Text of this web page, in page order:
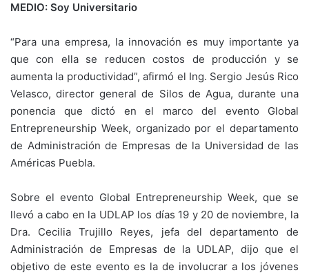
MEDIO: Soy Universitario
“Para una empresa, la innovación es muy importante ya
que con ella se reducen costos de producción y se
aumenta la productividad”, afirmó el Ing. Sergio Jesús Rico
Velasco, director general de Silos de Agua, durante una
ponencia que dictó en el marco del evento Global
Entrepreneurship Week, organizado por el departamento
de Administración de Empresas de la Universidad de las
Américas Puebla.
Sobre el evento Global Entrepreneurship Week, que se
llevó a cabo en la UDLAP los días 19 y 20 de noviembre, la
Dra. Cecilia Trujillo Reyes, jefa del departamento de
Administración de Empresas de la UDLAP, dijo que el
objetivo de este evento es la de involucrar a los jóvenes